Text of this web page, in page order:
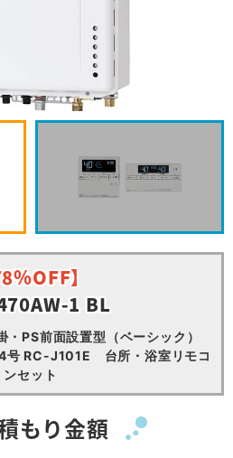
％OFF】
1 BL
・PS前面設置型（ベーシック）
号 RC-J101E 台所・浴室リモコ
ンセット
もり金額